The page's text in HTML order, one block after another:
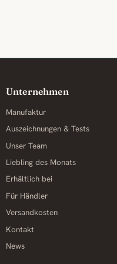
Unternehmen
Manufaktur
Auszeichnungen & Tests
Unser Team
Liebling des Monats
Erhältlich bei
Für Händler
Versandkosten
Kontakt
News